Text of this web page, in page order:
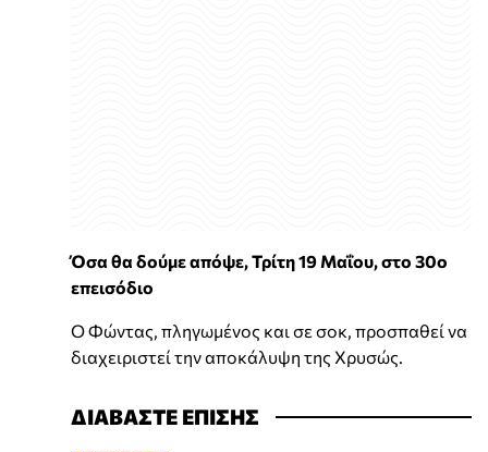
Όσα θα δούμε απόψε, Τρίτη 19 Μαΐου, στο 30ο
επεισόδιο
Ο Φώντας, πληγωμένος και σε σοκ, προσπαθεί να
διαχειριστεί την αποκάλυψη της Χρυσώς.
ΔΙΑΒΑΣΤΕ ΕΠΙΣΗΣ